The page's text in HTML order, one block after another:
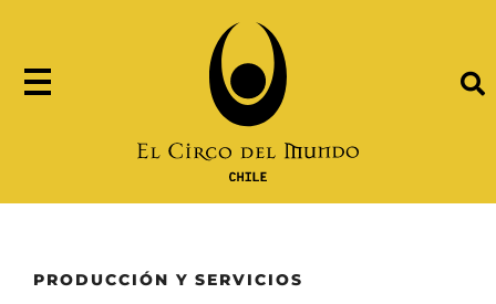
PRODUCCIÓN Y SERVICIOS